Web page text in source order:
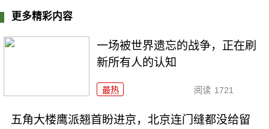
更多精彩内容
一场被世界遗忘的战争，正在刷
新所有人的认知
最热 阅读 1721
五角大楼鹰派翘首盼进京，北京连门缝都没给留